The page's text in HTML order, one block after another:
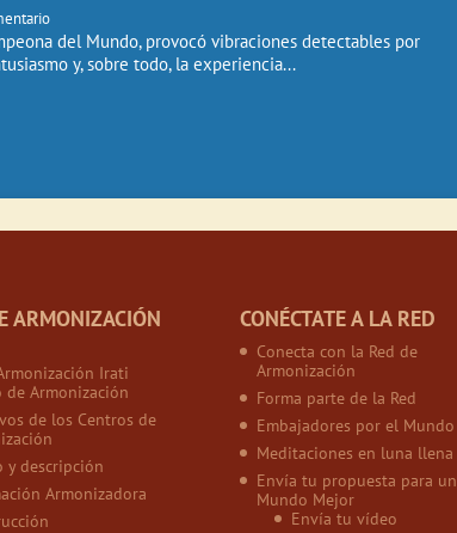
del Mundo, provocó vibraciones detectables por
y, sobre todo, la experiencia...
ARMONIZACIÓN
Irati
de Armonización
de los Centros de
y descripción
Armonizadora
CONÉCTATE A LA RED
Conecta con la Red de
Armonización
Forma parte de la Red
Embajadores por el Mundo
Meditaciones en luna llena
Envía tu propuesta para un
Mundo Mejor
Envía tu vídeo